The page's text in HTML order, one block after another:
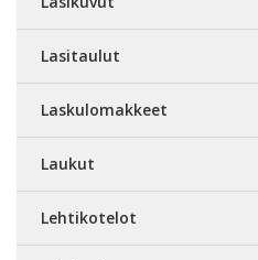
Lasitaulut
Laskulomakkeet
Laukut
Lehtikotelot